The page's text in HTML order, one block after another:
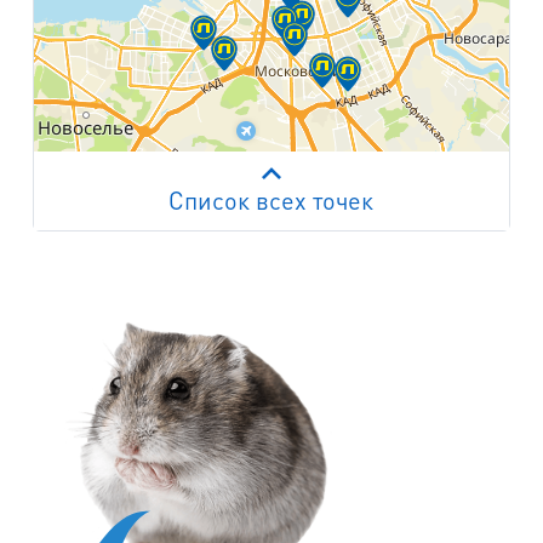
м. Пр. Ветеранов
пр. Ветеранов, д.9
м. Ул. Дыбенко
пр. Большевиков, д.25
м. Комендантский пр.
Работает на API 2ГИС
Лицензионное соглашение
Список всех точек